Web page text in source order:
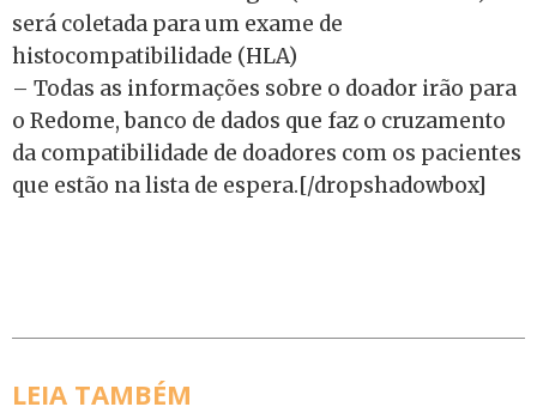
será coletada para um exame de
histocompatibilidade (HLA)
– Todas as informações sobre o doador irão para
o Redome, banco de dados que faz o cruzamento
da compatibilidade de doadores com os pacientes
que estão na lista de espera.[/dropshadowbox]
LEIA TAMBÉM